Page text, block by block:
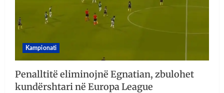
Kampionati
Penalltitë eliminojnë Egnatian, zbulohet
kundërshtari në Europa League